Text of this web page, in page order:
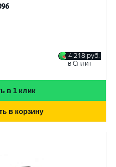
4 218 руб.
в Сплит
в 1 клик
в корзину